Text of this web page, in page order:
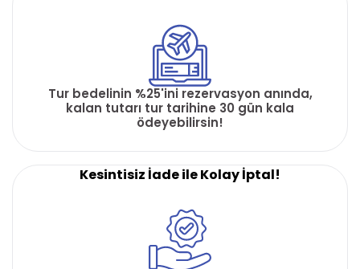
Tur bedelinin %25'ini rezervasyon anında,
kalan tutarı tur tarihine 30 gün kala
ödeyebilirsin!
Kesintisiz İade ile Kolay İptal!